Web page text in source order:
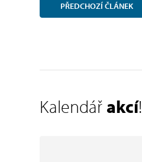
PŘEDCHOZÍČLÁNEK
Kalendář akcí!